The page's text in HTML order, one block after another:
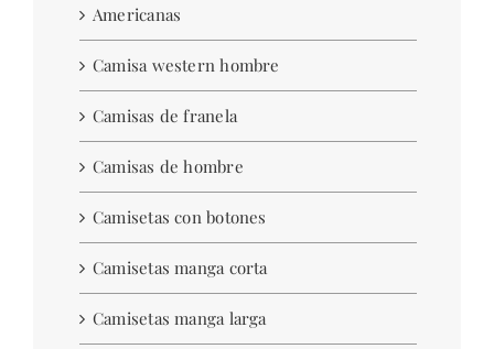
Americanas
Camisa western hombre
Camisas de franela
Camisas de hombre
Camisetas con botones
Camisetas manga corta
Camisetas manga larga